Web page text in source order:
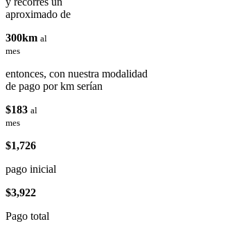
aproximado de
300km al
mes
entonces, con nuestra modalidad
de pago por km serían
$183 al
mes
$1,726
pago inicial
$3,922
Pago total